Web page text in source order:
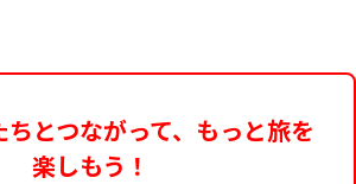
とつながって、もっと旅を
楽しもう！